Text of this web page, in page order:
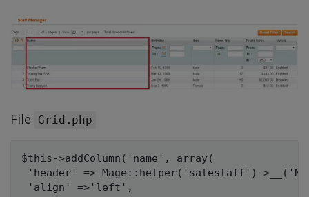
File Grid.php
$this->addColumn('name', array(
'header' => Mage::helper('salestaff')-
'align' =>'left',